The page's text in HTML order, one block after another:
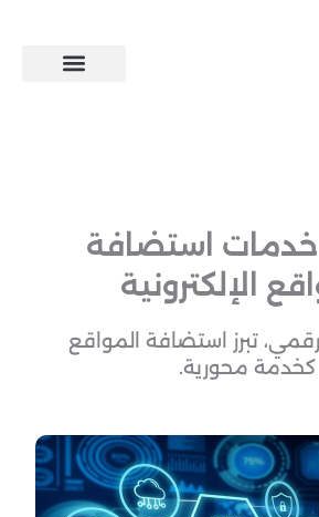
استضافة
الإلكترونية
تبرز استضافة المواقع
كخدمة محورية.